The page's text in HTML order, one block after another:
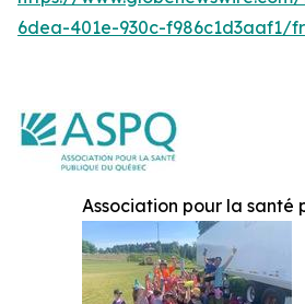
6dea-401e-930c-f986c1d3aaf1/fr
Association pour la santé